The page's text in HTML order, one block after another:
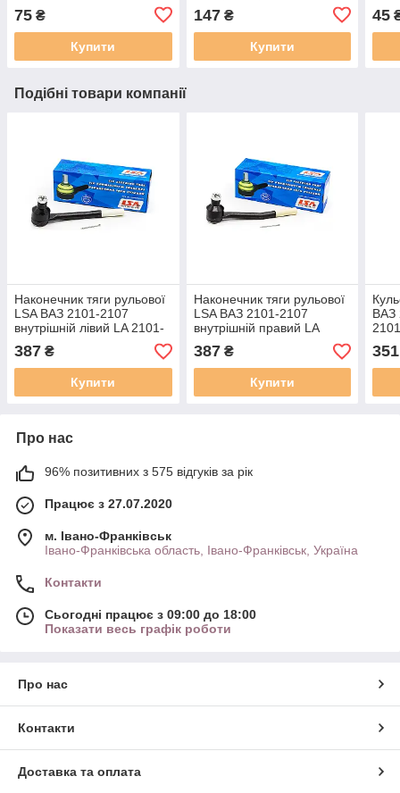
Mahle LX 158
75 ₴
Купити
920/21
147₴
Купити
45
Подібні товари компанії
Наконечник тяги рульової
LSA ВАЗ 2101-2107
внутрішній лівий LA 2101-
3003064
387 ₴
Купити
Наконечник тяги рульової
LSA ВАЗ 2101-2107
внутрішній правий LA
2101-3003058
387₴
Купити
ВАЗ
351
Про нас
96% позитивних з 575 відгуків за рік
Працює з 27.07.2020
м. Івано-Франківськ
Івано-Франківська область, Івано-Франківськ, Україна
Контакти
Сьогодні працює з 09:00 до 18:00
Показати весь графік роботи
Про нас
Контакти
Доставка та оплата